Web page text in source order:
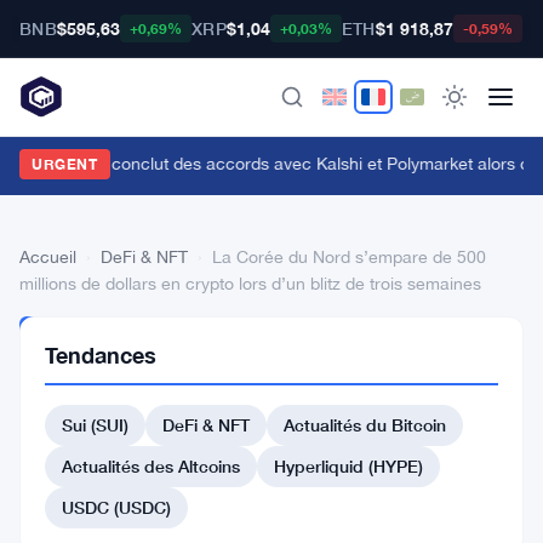
BNB$595,63 +0,69% XRP$1,04 +0,03% ETH$1 918,87 -0,59%
URGENT
Sports conclut des accords avec Kalshi et Polymarket alors
Accueil DeFi & NFT
La Corée du Nord s’empare de 500
millions de dollars en crypto lors d’un blitz de trois semaines
NFT
Corée
Tendances
Sui (SUI) DeFi & NFT
Actualités du Bitcoin
Actualités des Altcoins
Hyperliquid (HYPE)
USDC (USDC)